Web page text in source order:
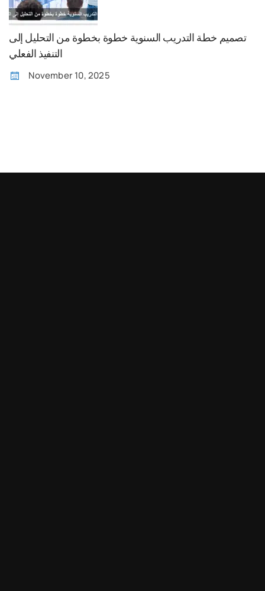
تصميم خطة التدريب السنوية خطوة بخطوة من التحليل إلى
التنفيذ الفعلي
November 10, 2025